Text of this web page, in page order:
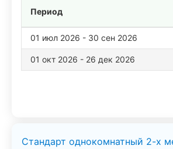
Период
01 июл 2026 - 30 сен 2026
01 окт 2026 - 26 дек 2026
Стандарт однокомнатный 2-х